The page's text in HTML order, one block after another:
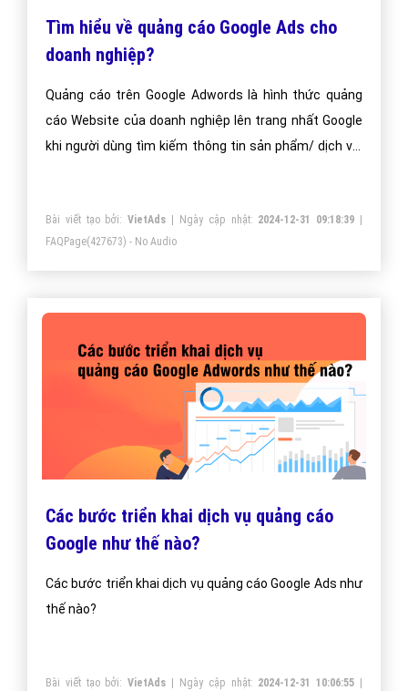
Tìm hiểu về quảng cáo Google Ads cho
doanh nghiệp?
Quảng cáo trên Google Adwords là hình thức quảng
cáo Website của doanh nghiệp lên trang nhất Google
khi người dùng tìm kiếm thông tin sản phẩm/ dịch vụ.
cáo của mình!
Bài viết tạo bởi:VietAds | Ngày cập nhật: 2024-12-31 09:18:39
FAQPage(427673) - No Audio
Các bước triển khai dịch vụ quảng cáo
Google như thế nào?
Các bước triển khai dịch vụ quảng cáo Google Ads như
thế nào?
Bài viết tạo bởi:VietAds | Ngày cập nhật: 2024-12-31 10:06:55